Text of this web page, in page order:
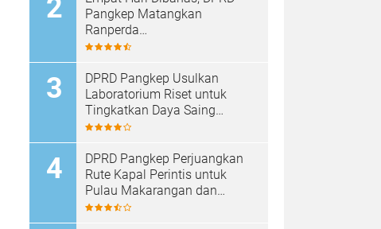
Pangkep Matangkan
Ranperda
Pertanggungjawaban APBD
DPRD Pangkep Usulkan
Laboratorium Riset untuk
Tingkatkan Daya Saing
Produk Unggulan
DPRD Pangkep Perjuangkan
Rute Kapal Perintis untuk
Pulau Makarangan dan
Langkoteang